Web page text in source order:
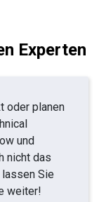
Experten
oder planen
und
nicht das
Sie
weiter!